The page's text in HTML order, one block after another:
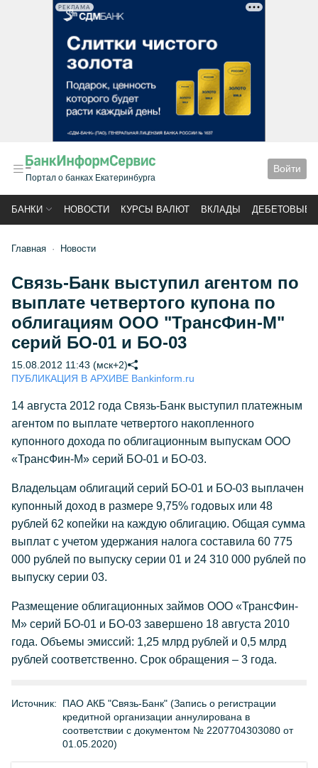
РЕКЛАМА
Портал о банках Екатеринбурга
Войти
БАНКИ НОВОСТИ КУРСЫ ВАЛЮТ ВКЛАДЫ ДЕБЕТОВЫЕ
Главная Новости
Связь-Банк выступил агентом по
выплате четвертого купона по
облигациям ООО "ТрансФин-М"
серий БО-01 и БО-03
15.08.2012 11:43 (мск+2)
ПУБЛИКАЦИЯ В АРХИВЕ Bankinform.ru
14 августа 2012 года Связь-Банк выступил платежным
агентом по выплате четвертого накопленного
купонного дохода по облигационным выпускам ООО
«ТрансФин-М» серий БО-01 и БО-03.
Владельцам облигаций серий БО-01 и БО-03 выплачен
купонный доход в размере 9,75% годовых или 48
рублей 62 копейки на каждую облигацию. Общая сумма
выплат с учетом удержания налога составила 60 775
000 рублей по выпуску серии 01 и 24 310 000 рублей по
выпуску серии 03.
Размещение облигационных займов ООО «ТрансФин-
М» серий БО-01 и БО-03 завершено 18 августа 2010
года. Объемы эмиссий: 1,25 млрд рублей и 0,5 млрд
рублей соответственно. Срок обращения – 3 года.
Источник:
ПАО АКБ "Связь-Банк" (Запись о регистрации
кредитной организации аннулирована в
соответствии с документом № 2207704303080 от
01.05.2020)